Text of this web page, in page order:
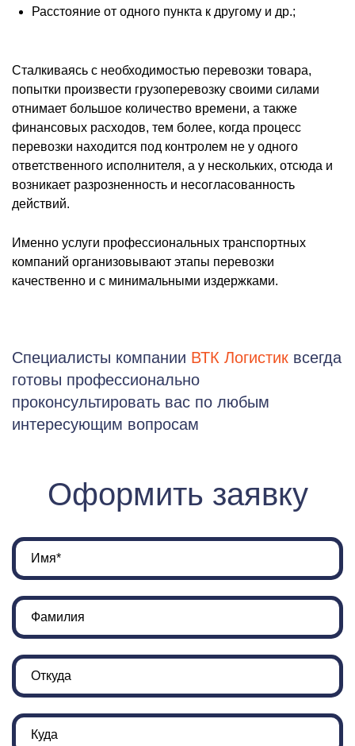
Расстояние от одного пункта к другому и др.;
Сталкиваясь с необходимостью перевозки товара,
попытки произвести грузоперевозку своими силами
отнимает большое количество времени, а также
финансовых расходов, тем более, когда процесс
перевозки находится под контролем не у одного
ответственного исполнителя, а у нескольких, отсюда и
возникает разрозненность и несогласованность
действий.
Именно услуги профессиональных транспортных
компаний организовывают этапы перевозки
качественно и с минимальными издержками.
Специалисты компании ВТК Логистик всегда
готовы профессионально
проконсультировать вас по любым
интересующим вопросам
Оформить заявку